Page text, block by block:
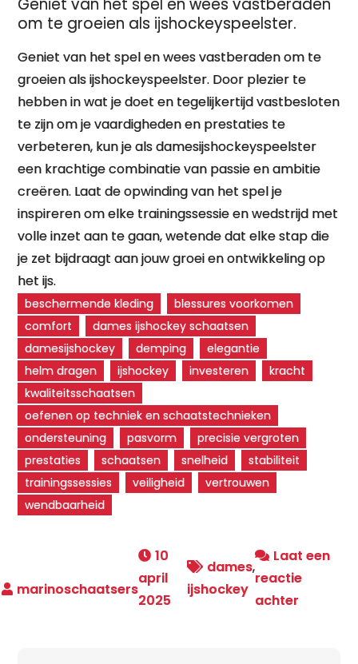
Geniet van het spel en wees vastberaden
om te groeien als ijshockeyspeelster.
Geniet van het spel en wees vastberaden om te
groeien als ijshockeyspeelster. Door plezier te
hebben in wat je doet en tegelijkertijd vastbesloten
te zijn om je vaardigheden en prestaties te
verbeteren, kun je als damesijshockeyspeelster
een krachtige combinatie van passie en ambitie
creëren. Laat de opwinding van het spel je
inspireren om elke trainingssessie en wedstrijd met
volle inzet aan te gaan, wetende dat elke stap die
je zet bijdraagt aan jouw groei en ontwikkeling op
het ijs.
beschermende kleding
blessures voorkomen
comfort
dames ijshockey schaatsen
damesijshockey
demping
elegantie
helm dragen
ijshockey investeren
kracht
kwaliteitsschaatsen
oefenen op techniek en schaatstechnieken
ondersteuning
pasvorm
precisie vergroten
prestaties
schaatsen snelheid
stabiliteit
trainingssessies
veiligheid
vertrouwen
wendbaarheid
10
april
2025
dames,
ijshockey
Laat een
reactie
achter